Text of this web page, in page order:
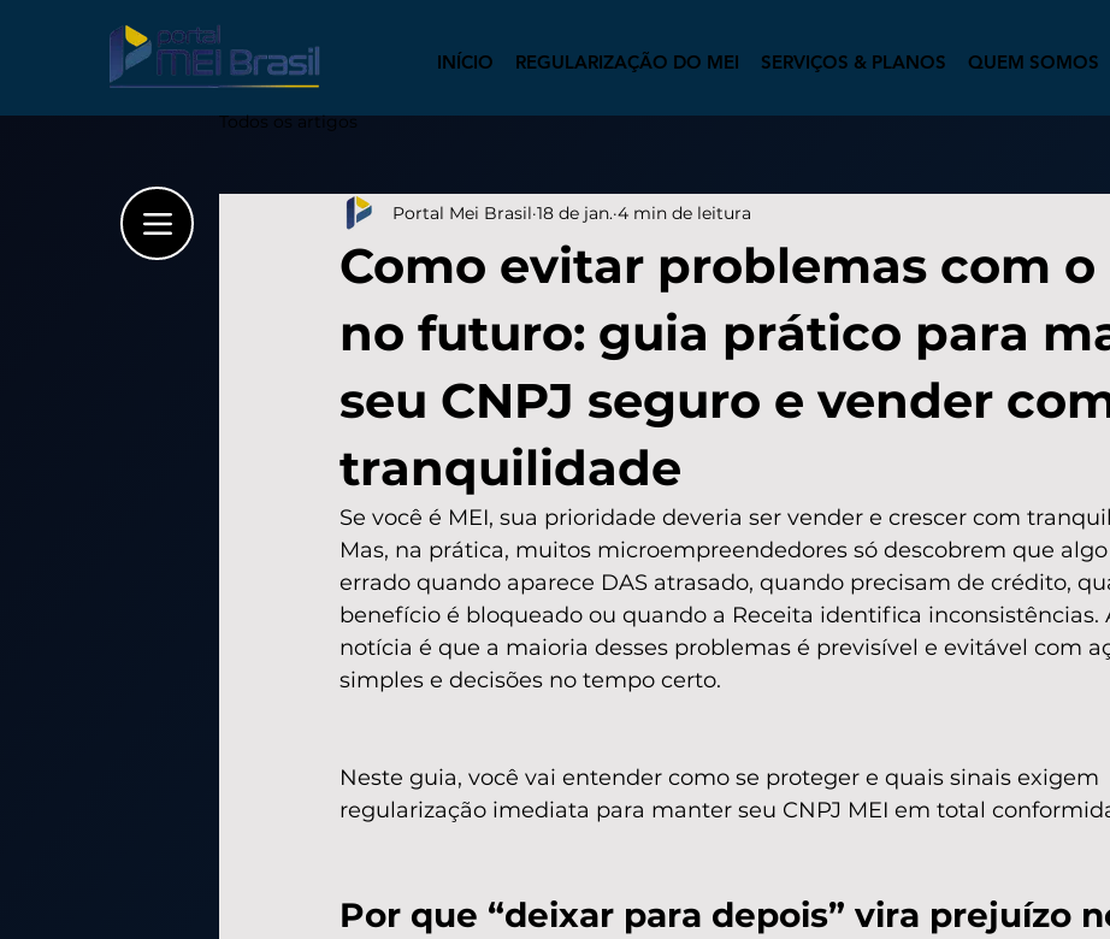
INÍCIO REGULARIZAÇÃO DO MEI SERVIÇOS & PLANOS QUEM SOMOS
Todos os artigos
Como evitar problemas com o
no futuro: guia prático para
seu CNPJ seguro e vender
tranquilidade
Portal Mei Brasil 18 de jan. 4 min de leitura
Se você é MEI, sua prioridade deveria ser vender e crescer com
Mas, na prática, muitos microempreendedores só descobrem que algo
errado quando aparece DAS atrasado, quando precisam de crédito,
benefício é bloqueado ou quando a Receita identifica inconsistências.
notícia é que a maioria desses problemas é previsível e evitável com
simples e decisões no tempo certo.
Neste guia, você vai entender como se proteger e quais sinais exigem
regularização imediata para manter seu CNPJ MEI em total
Por que “deixar para depois” vira prejuízo